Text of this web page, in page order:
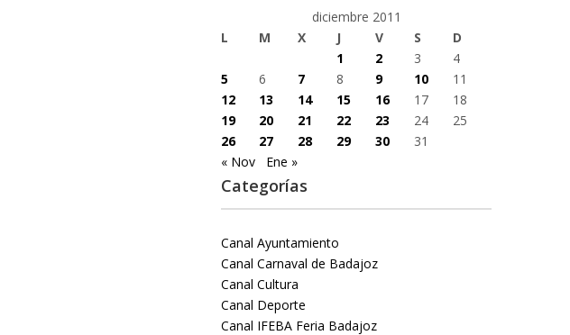
diciembre 2011
L
M X J V S
D
1
2 3
4
5
6 7 8 9 10
11
12
13 14 15 16 17
18
19
20 21 22 23 24
25
26
27 28 29 30
31
« Nov
Ene »
Categorías
Canal Ayuntamiento
Canal Carnaval de Badajoz
Canal Cultura
Canal Deporte
Canal IFEBA Feria Badajoz